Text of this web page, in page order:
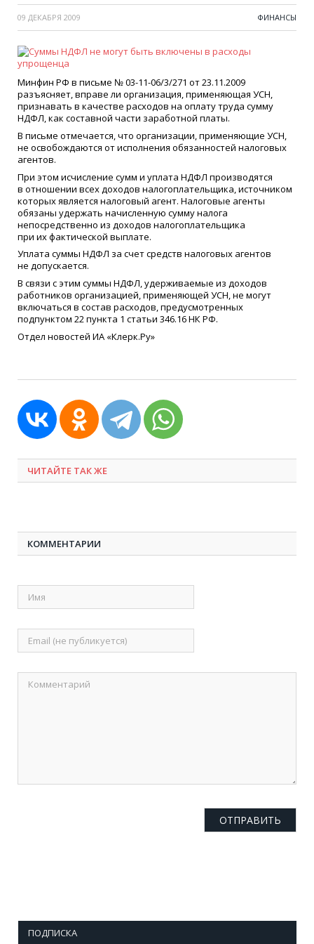
09 ДЕКАБРЯ 2009 ФИНАНСЫ
Минфин РФ в письме № 03-11-06/3/271 от 23.11.2009
разъясняет, вправе ли организация, применяющая УСН,
признавать в качестве расходов на оплату труда сумму
НДФЛ, как составной части заработной платы.
В письме отмечается, что организации, применяющие УСН,
не освобождаются от исполнения обязанностей налоговых
агентов.
При этом исчисление сумм и уплата НДФЛ производятся
в отношении всех доходов налогоплательщика, источником
которых является налоговый агент. Налоговые агенты
обязаны удержать начисленную сумму налога
непосредственно из доходов налогоплательщика
при их фактической выплате.
Уплата суммы НДФЛ за счет средств налоговых агентов
не допускается.
В связи с этим суммы НДФЛ, удерживаемые из доходов
работников организацией, применяющей УСН, не могут
включаться в состав расходов, предусмотренных
подпунктом 22 пункта 1 статьи 346.16 НК РФ.
Отдел новостей ИА «Клерк.Ру»
ЧИТАЙТЕ ТАК ЖЕ
КОММЕНТАРИИ
ПОДПИСКА